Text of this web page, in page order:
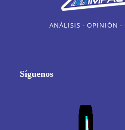
ANÁLISIS - OPINIÓN -
Síguenos